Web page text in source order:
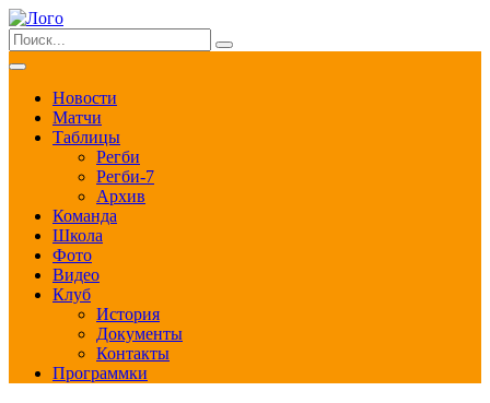
Новости
Матчи
Таблицы
Регби
Регби-7
Архив
Команда
Школа
Фото
Видео
Клуб
История
Документы
Контакты
Программки